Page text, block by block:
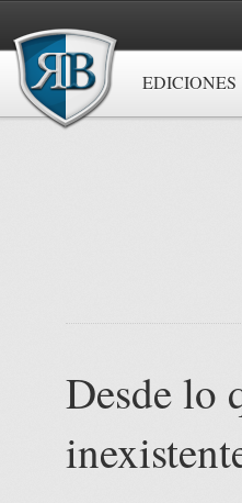
EDICIONES
Desde lo